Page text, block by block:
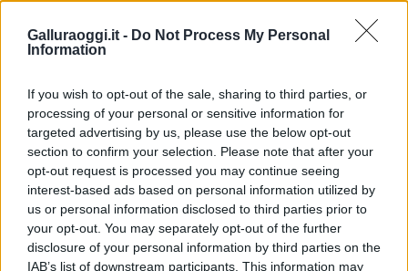
Galluraoggi.it - Do Not Process My Personal
Information
If you wish to opt-out of the sale, sharing to third parties, or
processing of your personal or sensitive information for
targeted advertising by us, please use the below opt-out
section to confirm your selection. Please note that after your
opt-out request is processed you may continue seeing
interest-based ads based on personal information utilized by
us or personal information disclosed to third parties prior to
your opt-out. You may separately opt-out of the further
disclosure of your personal information by third parties on the
IAB’s list of downstream participants. This information may
Film internazionale, casting per comparse in
Porto Rotondo ospita la grande sfida della vela
nell’estate 2026
Controlli all’aeroporto di Olbia, sequestrati
caviale e sabbia rubata